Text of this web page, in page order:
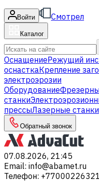
Войти Смотрел
Каталог
ОснащениеРежущий
оснасткаКрепление
электроэрозии
Оборудование
станки
прессыЛазерные станки
Обратный звонок
07.08.2026, 21:45
Email: info@abamet.ru
Телефон: +77000226321